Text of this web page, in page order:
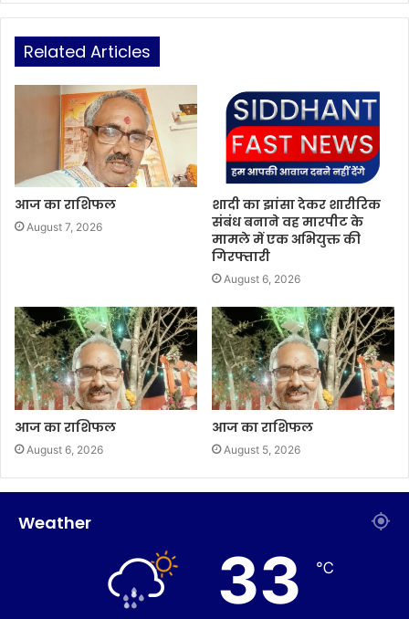
Related Articles
आज का राशिफल
August 7, 2026
शादी का झांसा देकर शारीरिक
संबंध बनाने वह मारपीट के
मामले में एक अभियुक्त की
गिरफ्तारी
August 6, 2026
आज का राशिफल
August 6, 2026
आज का राशिफल
August 5, 2026
Weather
33 ℃